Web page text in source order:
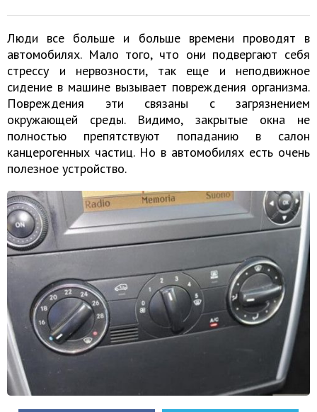
Люди все больше и больше времени проводят в
автомобилях. Мало того, что они подвергают себя
стрессу и нервозности, так еще и неподвижное
сидение в машине вызывает повреждения организма.
Повреждения эти связаны с загрязнением
окружающей среды. Видимо, закрытые окна не
полностью препятствуют попаданию в салон
канцерогенных частиц. Но в автомобилях есть очень
полезное устройство.